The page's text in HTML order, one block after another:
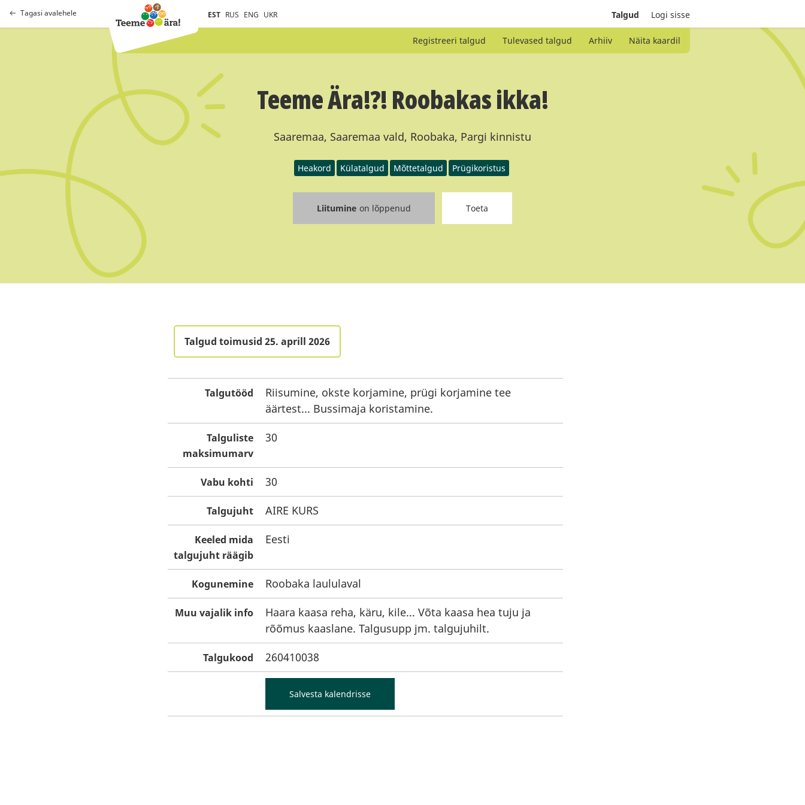
Tagasi avalehele EST RUS ENG UKR Talgud Logi sisse
Registreeri talgud Tulevased talgud Arhiiv Näita kaardil
Teeme Ära!?! Roobakas ikka!
Saaremaa, Saaremaa vald, Roobaka, Pargi kinnistu
Heakord Külatalgud Mõttetalgud Prügikoristus
Liitumine on lõppenud Toeta
Talgud toimusid 25. aprill 2026
Talgutööd
Riisumine, okste korjamine, prügi korjamine tee
äärtest... Bussimaja koristamine.
Talguliste
maksimumarv
30
Vabu kohti 30
Talgujuht AIRE KURS
Keeled mida
talgujuht räägib
Eesti
Kogunemine Roobaka laululaval
Muu vajalik info
Haara kaasa reha, käru, kile... Võta kaasa hea tuju ja
rõõmus kaaslane. Talgusupp jm. talgujuhilt.
Talgukood 260410038
Salvesta kalendrisse